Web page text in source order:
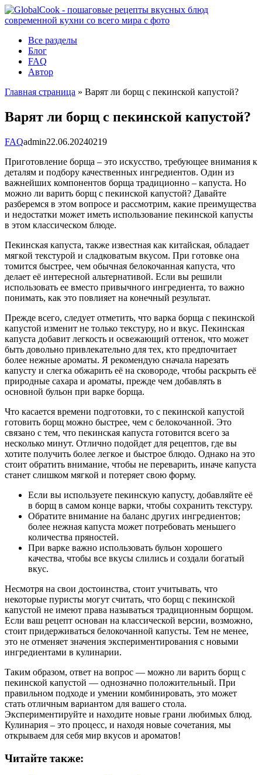
Перейти
к
Все разделы
Блог
FAQ
Автор
Главная страница » Варят ли борщ с пекинской капустой?
Варят ли борщ с пекинской капустой?
FAQadmin22.06.20240219
Приготовление борща – это искусство, требующее внимания к
деталям и подбору качественных ингредиентов. Один из
важнейших компонентов борща традиционно – капуста. Но
можно ли варить борщ с пекинской капустой? Давайте
разберемся в этом вопросе и рассмотрим, какие преимущества
и недостатки может иметь использование пекинской капусты
в этом классическом блюде.
Пекинская капуста, также известная как китайская, обладает
мягкой текстурой и сладковатым вкусом. При готовке она
томится быстрее, чем обычная белокочанная капуста, что
делает её интересной альтернативой. Если вы решили
использовать ее вместо привычного ингредиента, то важно
понимать, как это повлияет на конечный результат.
Прежде всего, следует отметить, что варка борща с пекинской
капустой изменит не только текстуру, но и вкус. Пекинская
капуста добавит легкость и освежающий оттенок, что может
быть довольно привлекательно для тех, кто предпочитает
более нежные ароматы. Я рекомендую сначала нарезать
капусту и слегка обжарить её на сковороде, чтобы раскрыть её
природные сахара и ароматы, прежде чем добавлять в
основной бульон при варке борща.
Что касается времени подготовки, то с пекинской капустой
готовить борщ можно быстрее, чем с белокочанной. Это
связано с тем, что пекинская капуста готовится всего за
несколько минут. Отлично подойдет для рецептов, где вы
хотите получить более легкое и быстрое блюдо. Однако на это
стоит обратить внимание, чтобы не переварить, иначе капуста
станет слишком мягкой и потеряет свою форму.
Если вы используете пекинскую капусту, добавляйте её
в борщ в самом конце варки, чтобы сохранить текстуру.
Обратите внимание на баланс других ингредиентов;
более нежная капуста может потребовать меньшего
количества пряностей.
При варке важно использовать бульон хорошего
качества, чтобы все вкусы слились и создали богатый
вкус.
Несмотря на свои достоинства, стоит учитывать, что
некоторые пуристы могут считать, что борщ с пекинской
капустой не имеют права называться традиционным борщом.
Если ваш рецепт основан на классической версии, возможно,
стоит придерживаться белокочанной капусты. Тем не менее,
это не отменяет значения экспериментирования с новыми
ингредиентами в кулинарии.
Таким образом, ответ на вопрос — можно ли варить борщ с
пекинской капустой — однозначно положительный. При
правильном подходе и умении комбинировать, это может
стать отличным вариантом для вашего стола.
Экспериментируйте и находите новые грани любимых блюд.
Кулинария – это процесс, и находя новые сочетания, мы
открываем для себя мир вкусов и ароматов!
Читайте также: